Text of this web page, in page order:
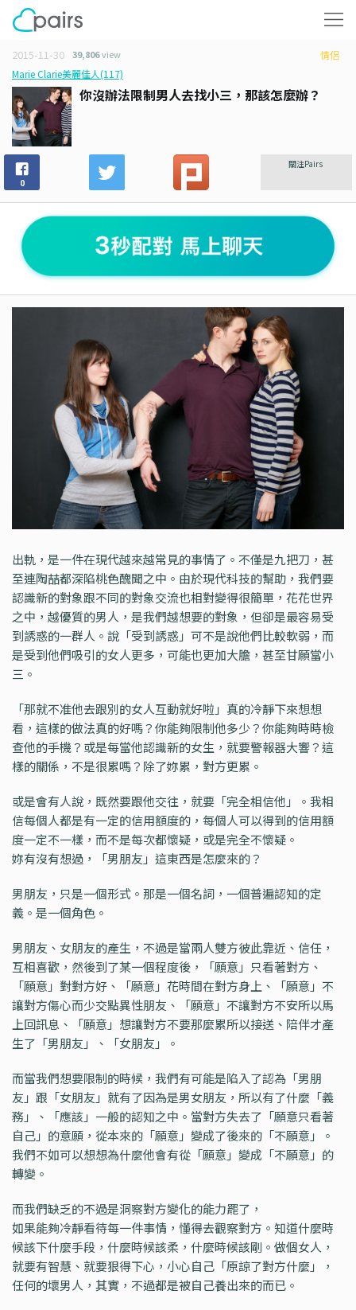
2015-11-30 39,806view
情侶
Marie Clarie美麗佳人(117)
你沒辦法限制男人去找小三，那該怎麼辦？
0
關注Pairs
出軌，是一件在現代越來越常見的事情了。不僅是九把刀，甚
至連陶喆都深陷桃色醜聞之中。由於現代科技的幫助，我們要
認識新的對象跟不同的對象交流也相對變得很簡單，花花世界
之中，越優質的男人，是我們越想要的對象，但卻是最容易受
到誘惑的一群人。說「受到誘惑」可不是說他們比較軟弱，而
是受到他們吸引的女人更多，可能也更加大膽，甚至甘願當小
三。
「那就不准他去跟別的女人互動就好啦」真的冷靜下來想想
看，這樣的做法真的好嗎？你能夠限制他多少？你能夠時時檢
查他的手機？或是每當他認識新的女生，就要警報器大響？這
樣的關係，不是很累嗎？除了妳累，對方更累。
或是會有人說，既然要跟他交往，就要「完全相信他」。我相
信每個人都是有一定的信用額度的，每個人可以得到的信用額
度一定不一樣，而不是每次都懷疑，或是完全不懷疑。
妳有沒有想過，「男朋友」這東西是怎麼來的？
男朋友，只是一個形式。那是一個名詞，一個普遍認知的定
義。是一個角色。
男朋友、女朋友的產生，不過是當兩人雙方彼此靠近、信任，
互相喜歡，然後到了某一個程度後，「願意」只看著對方、
「願意」對對方好、「願意」花時間在對方身上、「願意」不
讓對方傷心而少交點異性朋友、「願意」不讓對方不安所以馬
上回訊息、「願意」想讓對方不要那麼累所以接送、陪伴才產
生了「男朋友」、「女朋友」。
而當我們想要限制的時候，我們有可能是陷入了認為「男朋
友」跟「女朋友」就有了因為是男女朋友，所以有了什麼「義
務」、「應該」一般的認知之中。當對方失去了「願意只看著
自己」的意願，從本來的「願意」變成了後來的「不願意」。
我們不如可以想想為什麼他會有從「願意」變成「不願意」的
轉變。
而我們缺乏的不過是洞察對方變化的能力罷了，
如果能夠冷靜看待每一件事情，懂得去觀察對方。知道什麼時
候該下什麼手段，什麼時候該柔，什麼時候該剛。做個女人，
就要有智慧、就要狠得下心，小心自己「原諒了對方什麼」，
任何的壞男人，其實，不過都是被自己養出來的而已。